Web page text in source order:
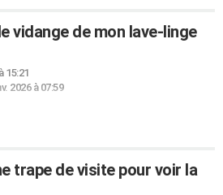
vidange de mon lave-linge
15:21
2026 à 07:59
trape de visite pour voir la